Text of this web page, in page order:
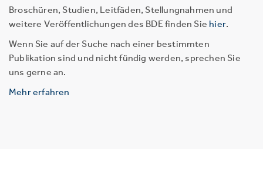
Broschüren, Studien, Leitfäden, Stellungnahmen und
weitere Veröffentlichungen des BDE finden Sie hier.
Wenn Sie auf der Suche nach einer bestimmten
Publikation sind und nicht fündig werden, sprechen Sie
uns gerne an.
Mehr erfahren